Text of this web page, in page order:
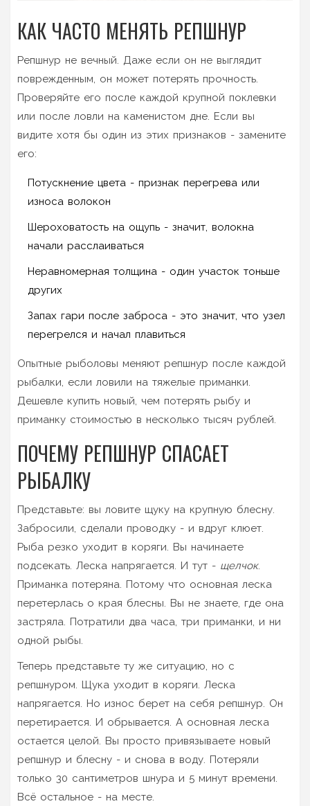
КАК ЧАСТО МЕНЯТЬ РЕПШНУР
Репшнур не вечный. Даже если он не выглядит
поврежденным, он может потерять прочность.
Проверяйте его после каждой крупной поклевки
или после ловли на каменистом дне. Если вы
видите хотя бы один из этих признаков - замените
его:
Потускнение цвета - признак перегрева или
износа волокон
Шероховатость на ощупь - значит, волокна
начали расслаиваться
Неравномерная толщина - один участок тоньше
других
Запах гари после заброса - это значит, что узел
перегрелся и начал плавиться
Опытные рыболовы меняют репшнур после каждой
рыбалки, если ловили на тяжелые приманки.
Дешевле купить новый, чем потерять рыбу и
приманку стоимостью в несколько тысяч рублей.
ПОЧЕМУ РЕПШНУР СПАСАЕТ
РЫБАЛКУ
Представьте: вы ловите щуку на крупную блесну.
Забросили, сделали проводку - и вдруг клюет.
Рыба резко уходит в коряги. Вы начинаете
подсекать. Леска напрягается. И тут - щелчок.
Приманка потеряна. Потому что основная леска
перетерлась о края блесны. Вы не знаете, где она
застряла. Потратили два часа, три приманки, и ни
одной рыбы.
Теперь представьте ту же ситуацию, но с
репшнуром. Щука уходит в коряги. Леска
напрягается. Но износ берет на себя репшнур. Он
перетирается. И обрывается. А основная леска
остается целой. Вы просто привязываете новый
репшнур и блесну - и снова в воду. Потеряли
только 30 сантиметров шнура и 5 минут времени.
Всё остальное - на месте.